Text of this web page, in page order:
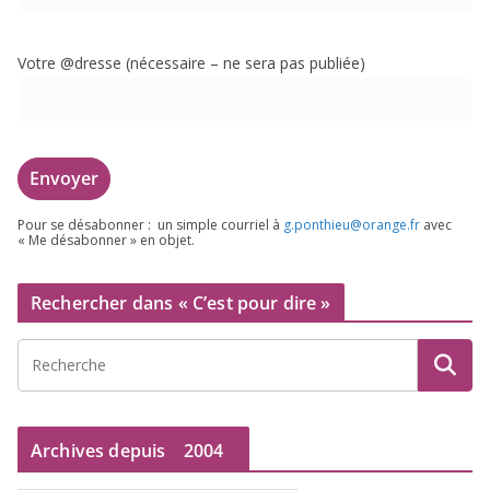
Votre @dresse (néces­saire – ne sera pas publiée)
Pour se désa­bon­ner : un simple cour­riel à g.​ponthieu@​orange.​fr avec
« Me désa­bon­ner » en objet.
Rechercher dans « C’est pour dire »
Archives depuis 2004